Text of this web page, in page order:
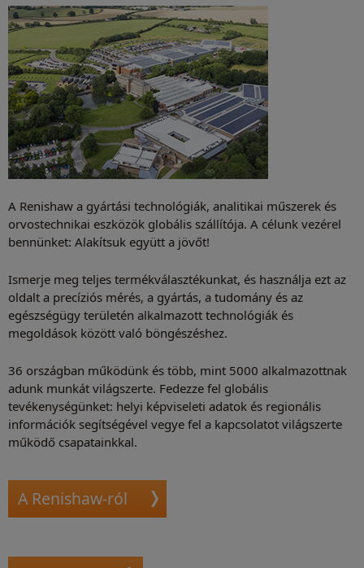
A Renishaw a gyártási technológiák, analitikai műszerek és
orvostechnikai eszközök globális szállítója. A célunk vezérel
bennünket: Alakítsuk együtt a jövőt!
Ismerje meg teljes termékválasztékunkat, és használja ezt az
oldalt a precíziós mérés, a gyártás, a tudomány és az
egészségügy területén alkalmazott technológiák és
megoldások között való böngészéshez.
36 országban működünk és több, mint 5000 alkalmazottnak
adunk munkát világszerte. Fedezze fel globális
tevékenységünket: helyi képviseleti adatok és regionális
információk segítségével vegye fel a kapcsolatot világszerte
működő csapatainkkal.
A Renishaw-ról